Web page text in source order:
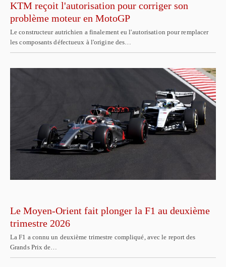
KTM reçoit l'autorisation pour corriger son
problème moteur en MotoGP
Le constructeur autrichien a finalement eu l'autorisation pour remplacer
les composants défectueux à l'origine des…
Le Moyen-Orient fait plonger la F1 au deuxième
trimestre 2026
La F1 a connu un deuxième trimestre compliqué, avec le report des
Grands Prix de…